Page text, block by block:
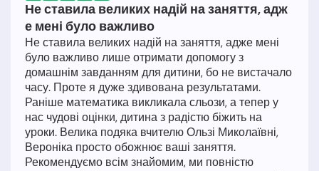
Не ставила великих надій на заняття, адж
е мені було важливо
Не ставила великих надій на заняття, адже мені
було важливо лише отримати допомогу з
домашнім завданням для дитини, бо не вистачало
часу. Проте я дуже здивована результатами.
Раніше математика викликала сльози, а тепер у
нас чудові оцінки, дитина з радістю біжить на
уроки. Велика подяка вчителю Ользі Миколаївні,
Вероніка просто обожнює ваші заняття.
Рекомендуємо всім знайомим, ми повністю